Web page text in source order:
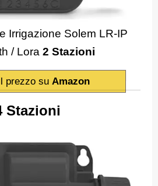
Irrigazione Solem LR-IP
/ Lora 2 Stazioni
prezzo su Amazon
Stazioni